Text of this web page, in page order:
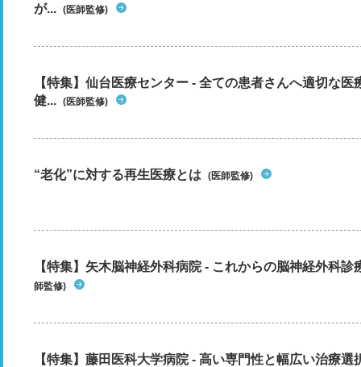
が... (医師監修)
【特集】仙台医療センター - 全ての患者さんへ適切な
健... (医師監修)
“老化”に対する再生医療とは (医師監修)
【特集】矢木脳神経外科病院 - これからの脳神経外科
師監修)
【特集】藤田医科大学病院 - 高い専門性と幅広い治療